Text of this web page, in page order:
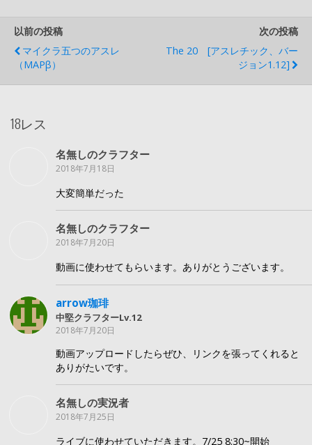
以前の投稿
マイクラ五つのアスレ
（MAPβ）
次の投稿
The 20 [アスレチック、バー
ジョン1.12]
18レス
名無しのクラフター
2018年7月18日
大変簡単だった
名無しのクラフター
2018年7月20日
動画に使わせてもらいます。ありがとうございます。
arrow珈琲
中堅クラフターLv.12
2018年7月20日
動画アップロードしたらぜひ、リンクを張ってくれると
ありがたいです。
名無しの実況者
2018年7月25日
ライブに使わせていただきます。7/25 8:30~開始